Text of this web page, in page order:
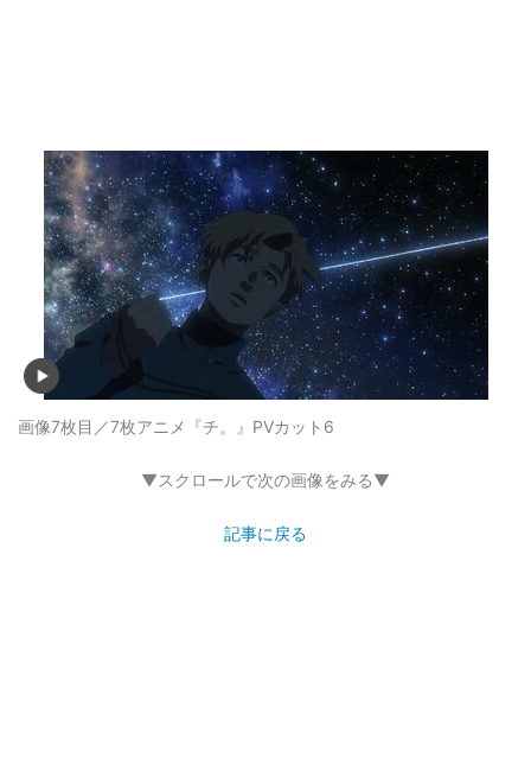
画像7枚目／7枚アニメ『チ。』PVカット6
▼スクロールで次の画像をみる▼
記事に戻る